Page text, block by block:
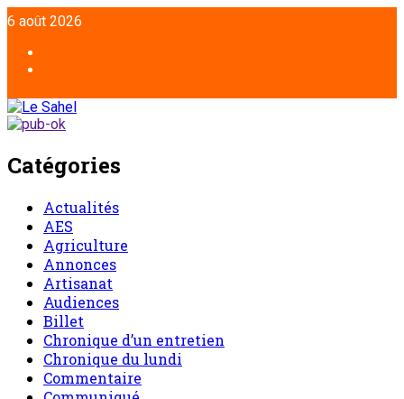
6 août 2026
Catégories
Actualités
AES
Agriculture
Annonces
Artisanat
Audiences
Billet
Chronique d’un entretien
Chronique du lundi
Commentaire